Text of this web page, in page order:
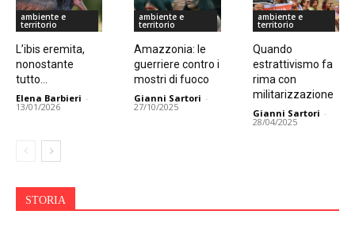
ambiente e
territorio
L’ibis eremita,
nonostante
tutto…
Elena Barbieri -
13/01/2026
ambiente e
territorio
Amazzonia: le
guerriere contro i
mostri di fuoco
Gianni Sartori -
27/10/2025
ambiente e
territorio
Quando
estrattivismo fa
rima con
militarizzazione
Gianni Sartori -
28/04/2025
STORIA